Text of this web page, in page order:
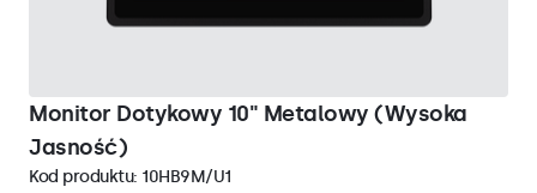
Monitor Dotykowy 10" Metalowy (Wysoka
Jasność)
Kod produktu: 10HB9M/U1